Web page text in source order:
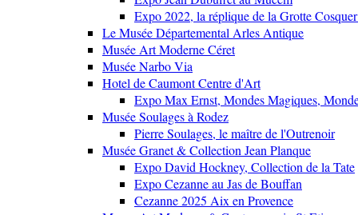
Expo 2022, la réplique de la Grotte
Le Musée Départemental Arles Antique
Musée Art Moderne Céret
Musée Narbo Via
Hotel de Caumont Centre d'Art
Expo Max Ernst, Mondes Magiques,
Musée Soulages à Rodez
Pierre Soulages, le maître de l'Outrenoir
Musée Granet & Collection Jean Planque
Expo David Hockney, Collection de la Tate
Expo Cezanne au Jas de Bouffan
Cezanne 2025 Aix en Provence